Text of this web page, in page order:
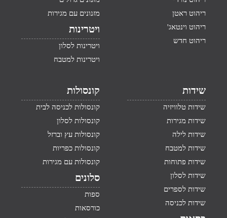
ריהוט ראטן
ריהוט וינטאג'
ריהוט חדש
מזנונים עם מגירות
ויטרינות
ויטרינות לסלון
ויטרינות למטבח
שידות
שידות טלוויזיה
שידות מגירות
שידות לילה
שידות למטבח
שידות פתוחות
שידות לסלון
שידות לספרים
שידות לכניסה
קונסולות
קונסולות לכניסה לבית
קונסולות לסלון
קונסולות עץ וברזל
קונסולות כפריות
קונסולות עם מגירות
סלונים
ספות
כורסאות